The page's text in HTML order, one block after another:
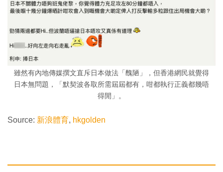
雖然有內地傳媒撰文直斥日本做法「醜陋」，但香港網民就覺得
日本無問題，「默契波各取所需屆屆都有，咁都執行正義都幾唔
得閒」。
Source: 新浪體育, hkgolden